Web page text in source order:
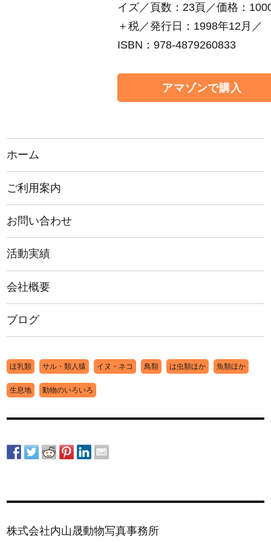
イズ／頁数：23頁／価格：
＋税／発行日：1998年12月／
ISBN：978-4879260833
アマゾンで購入
ホーム
ご利用案内
お問い合わせ
活動実績
会社概要
ブログ
ほ乳類 サル・類人猿 イヌ・ネコ 鳥類 は虫類ほか 魚類ほか
生息地 動物のいろいろ
株式会社内山晟動物写真事務所